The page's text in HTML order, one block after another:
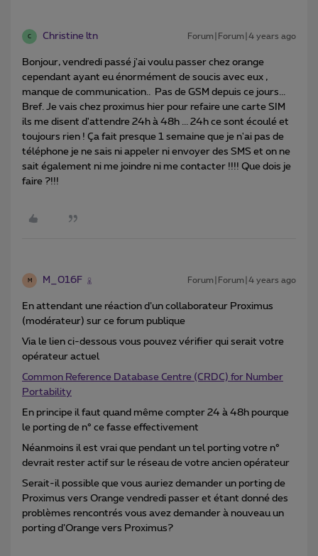
C Christine ltn Forum|Forum|4 years ago
Bonjour, vendredi passé j'ai voulu passer chez orange
cependant ayant eu énormément de soucis avec eux ,
manque de communication.. Pas de GSM depuis ce jours...
Bref. Je vais chez proximus hier pour refaire une carte SIM
ils me disent d'attendre 24h à 48h ... 24h ce sont écoulé et
toujours rien ! Ça fait presque 1 semaine que je n'ai pas de
téléphone je ne sais ni appeler ni envoyer des SMS et on ne
sait également ni me joindre ni me contacter !!!! Que dois je
faire ?!!!
M M_016F Forum|Forum|4 years ago
En attendant une réaction d’un collaborateur Proximus
(modérateur) sur ce forum publique
Via le lien ci-dessous vous pouvez vérifier qui serait votre
opérateur actuel
Common Reference Database Centre (CRDC) for Number
Portability
En principe il faut quand même compter 24 à 48h pourque
le porting de n° ce fasse effectivement
Néanmoins il est vrai que pendant un tel porting votre n°
devrait rester actif sur le réseau de votre ancien opérateur
Serait-il possible que vous auriez demander un porting de
Proximus vers Orange vendredi passer et étant donné des
problèmes rencontrés vous avez demander à nouveau un
porting d’Orange vers Proximus?